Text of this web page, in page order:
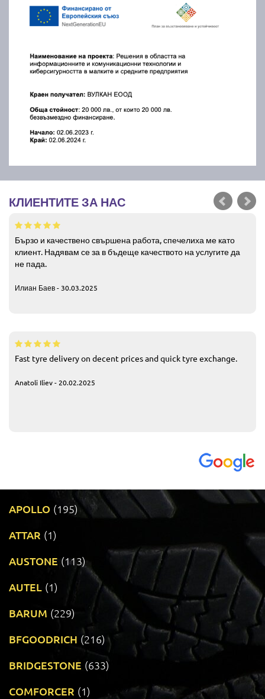
КЛИЕНТИТЕ ЗА НАС
Бързо и качествено свършена работа, спечелиха ме като
клиент. Надявам се за в бъдеще качеството на услугите да
не пада.
Илиан Баев - 30.03.2025
Fast tyre delivery on decent prices and quick tyre exchange.
Anatoli Iliev - 20.02.2025
APOLLO (195)
ATTAR (1)
AUSTONE (113)
AUTEL (1)
BARUM (229)
BFGOODRICH (216)
BRIDGESTONE (633)
COMFORCER (1)